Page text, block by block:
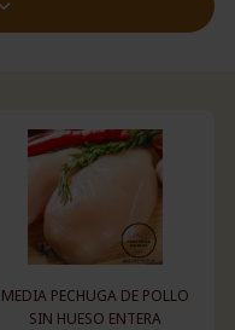
MEDIA PECHUGA DE POLLO
SIN HUESO ENTERA